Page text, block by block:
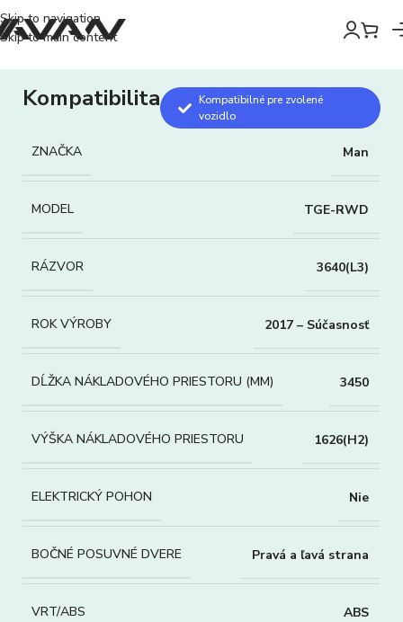
Skip to navigation
Skip to main content
Kompatibilita
Kompatibilné pre zvolené
vozidlo
ZNAČKA Man
MODEL TGE-RWD
RÁZVOR 3640(L3)
ROK VÝROBY 2017 – Súčasnosť
DĹŽKA NÁKLADOVÉHO PRIESTORU (MM) 3450
VÝŠKA NÁKLADOVÉHO PRIESTORU 1626(H2)
ELEKTRICKÝ POHON Nie
BOČNÉ POSUVNÉ DVERE Pravá a ľavá strana
VRT/ABS ABS